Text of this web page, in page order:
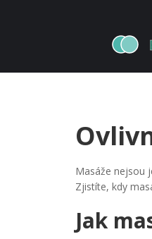
Masáže nejsou
Zjistíte, kdy
Jak